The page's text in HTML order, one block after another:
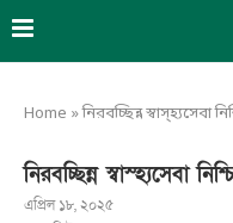
Home »নিরবচ্ছিন্ন
নিরবচ্ছিন্ন স্বাস্হ্যসেবা
এপ্রিল ১৮, ২০২৫